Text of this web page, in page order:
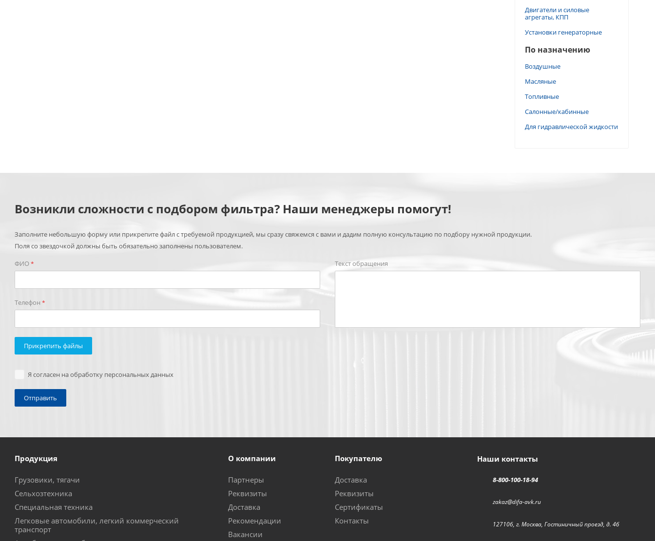
Двигатели и силовые
агрегаты, КПП
Установки генераторные
По назначению
Воздушные
Масляные
Топливные
Салонные/кабинные
Для гидравлической жидкости
Возникли сложности с подбором фильтра? Наши менеджеры помогут!
Заполните небольшую форму или прикрепите файл с требуемой продукцией, мы сразу свяжемся с вами и дадим полную консультацию по подбору нужной продукции.
Поля со звездочкой должны быть обязательно заполнены пользователем.
ФИО*
Телефон *
Текст обращения
Прикрепить файлы
Я согласен на обработку персональных данных
Продукция
Грузовики, тягачи
Сельхозтехника
Специальная техника
Легковые автомобили, легкий коммерческий
транспорт
О компании
Партнеры
Реквизиты
Доставка
Рекомендации
Вакансии
Покупателю
Доставка
Реквизиты
Сертификаты
Контакты
Наши контакты
8-800-100-18-94
zakaz@difa-avk.ru
127106, г. Москва, Гостиничный проезд, д. 4б